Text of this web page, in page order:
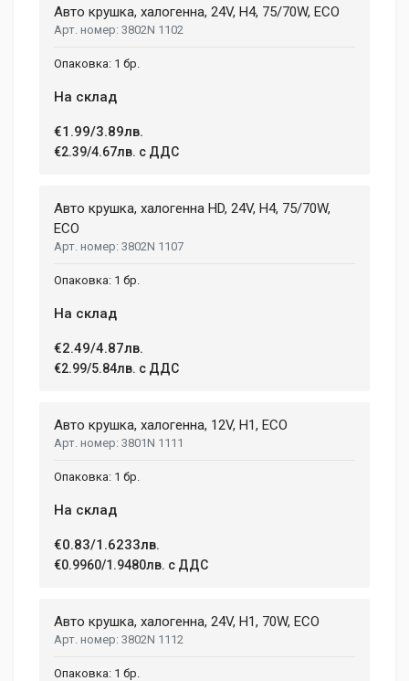
NUMBER OF SPEEDS
99 mm
208 mm
Aenean non lorem nisl. Duis tempor sollicitudin orci, eget
congue feugiat ac, facilisis a augue. Donec tempor sapien et
fringilla facilisis. Nam maximus consectetur diam. Nulla ut ex
Duis ac lectus scelerisque quam blandit egestas. Pellentesque
hendrerit eros laoreet suscipit ultrices.
Write A Review
Review Stars
Your Name
Your Review
Авто крушка, халогенна, 24V, H4, 75/70W, ECO
3802N 1102
1 бр.
На склад
€1.99/3.89лв.
€2.39/4.67лв. с ДДС
Авто крушка, халогенна HD, 24V, H4, 75/70W,
ECO
3802N 1107
1 бр.
На склад
€2.49/4.87лв.
€2.99/5.84лв. с ДДС
Авто крушка, халогенна, 12V, H1, ECO
3801N 1111
1 бр.
На склад
€0.83/1.6233лв.
€0.9960/1.9480лв. с ДДС
Авто крушка, халогенна, 24V, H1, 70W, ECO
3802N 1112
1 бр.